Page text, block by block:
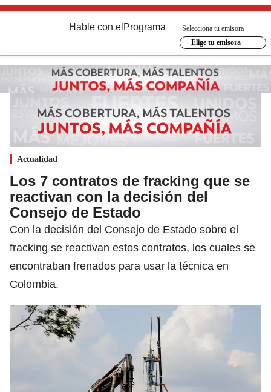
Hable con el Programa
Selecciona tu emisora
Elige tu emisora
Actualidad
Los 7 contratos de fracking que se
reactivan con la decisión del
Consejo de Estado
Con la decisión del Consejo de Estado sobre el
fracking se reactivan estos contratos, los cuales se
encontraban frenados para usar la técnica en
Colombia.